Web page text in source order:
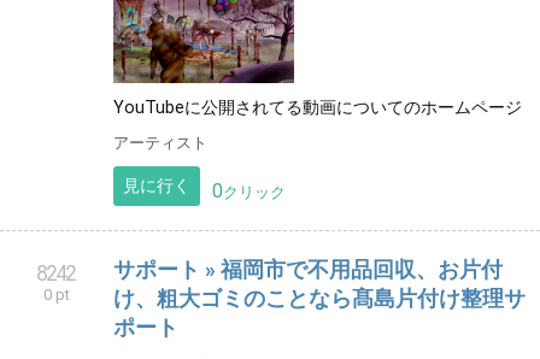
YouTubeに公開されてる動画についてのホームページ
アーティスト
見に行く 0クリック
8242
0 pt
サポート » 福岡市で不用品回収、お片付
け、粗大ゴミのことなら髙島片付け整理サ
ポート